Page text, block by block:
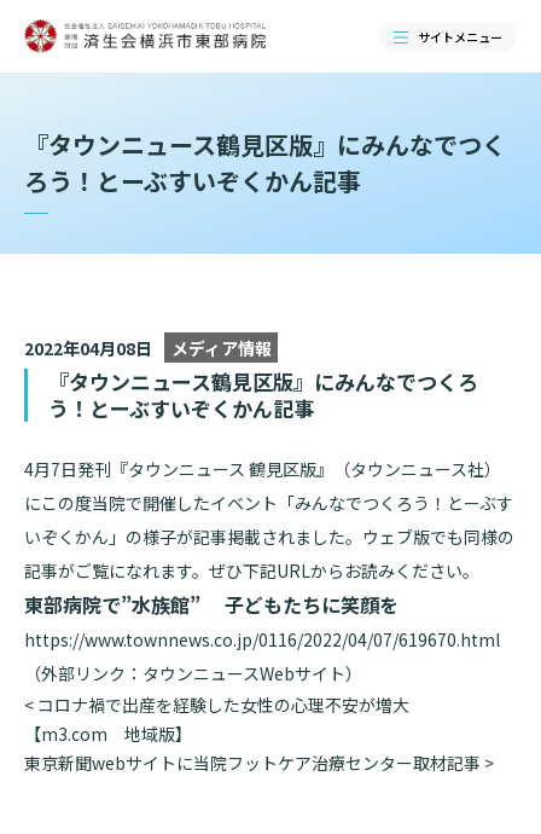
サイトメニュー
当院のご紹介
当院のご紹介トップ
基本情報
院長あいさつ
幹部紹介
理念・方針・患者さんの権利
ご来院される方へ
ご来院される方へトップ
外来について
初診の方へ
再診の方へ
診療科・センター・部門
医療機関・医療者の方へ
医療機関・医療者の方へトップ
お知らせ
『タウンニュース鶴見区版』にみんなでつく
ろう！とーぶすいぞくかん記事
2022年04月08日 メディア情報
『タウンニュース鶴見区版』にみんなでつくろ
う！とーぶすいぞくかん記事
4月7日発刊『タウンニュース 鶴見区版』（タウンニュース社）
にこの度当院で開催したイベント「みんなでつくろう！とーぶす
いぞくかん」の様子が記事掲載されました。ウェブ版でも同様の
記事がご覧になれます。ぜひ下記URLからお読みください。
東部病院で”水族館” 子どもたちに笑顔を
https://www.townnews.co.jp/0116/2022/04/07/619670.html
（外部リンク：タウンニュースWebサイト）
投
稿
ナ
< コロナ禍で出産を経験した女性の心理不安が増大
【m3.com 地域版】
東京新聞webサイトに当院フットケア治療センター取材記事 >